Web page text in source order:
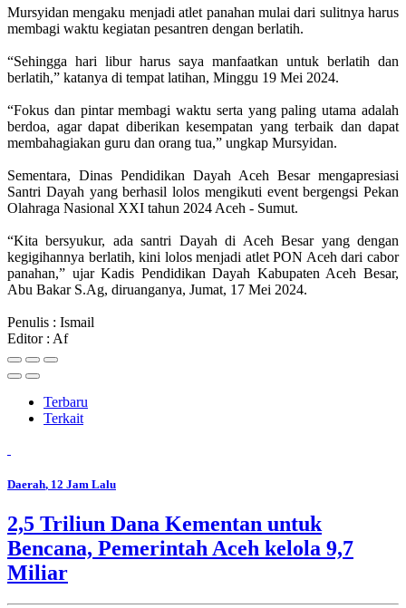
Mursyidan mengaku menjadi atlet panahan mulai dari sulitnya harus
membagi waktu kegiatan pesantren dengan berlatih.
“Sehingga hari libur harus saya manfaatkan untuk berlatih dan
berlatih,” katanya di tempat latihan, Minggu 19 Mei 2024.
“Fokus dan pintar membagi waktu serta yang paling utama adalah
berdoa, agar dapat diberikan kesempatan yang terbaik dan dapat
membahagiakan guru dan orang tua,” ungkap Mursyidan.
Sementara, Dinas Pendidikan Dayah Aceh Besar mengapresiasi
Santri Dayah yang berhasil lolos mengikuti event bergengsi Pekan
Olahraga Nasional XXI tahun 2024 Aceh - Sumut.
“Kita bersyukur, ada santri Dayah di Aceh Besar yang dengan
kegigihannya berlatih, kini lolos menjadi atlet PON Aceh dari cabor
panahan,” ujar Kadis Pendidikan Dayah Kabupaten Aceh Besar,
Abu Bakar S.Ag, diruanganya, Jumat, 17 Mei 2024.
Penulis : Ismail
Editor : Af
Terbaru
Terkait
Daerah, 12 Jam Lalu
2,5 Triliun Dana Kementan untuk
Bencana, Pemerintah Aceh kelola 9,7
Miliar